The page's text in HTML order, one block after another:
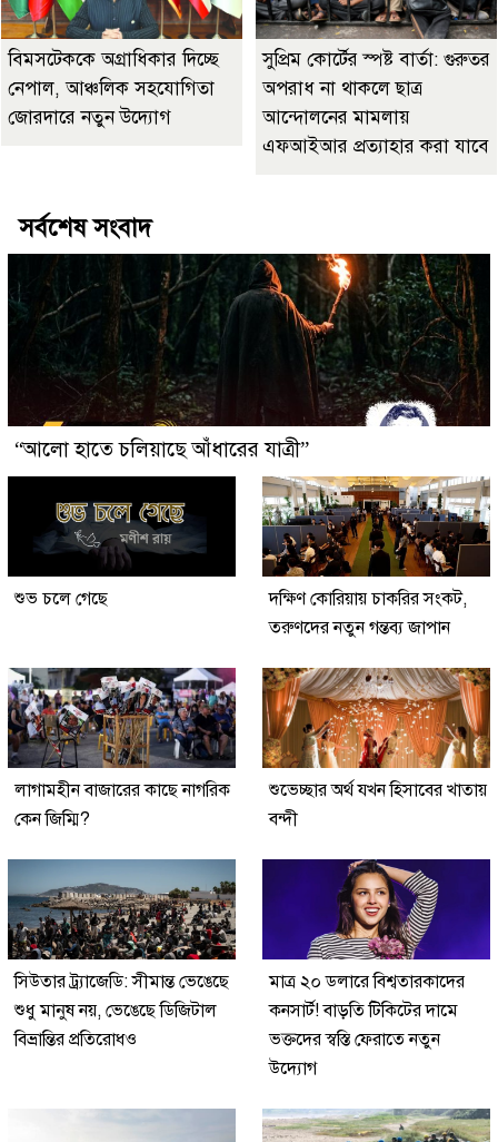
বিমসটেককে অগ্রাধিকার দিচ্ছে
নেপাল, আঞ্চলিক সহযোগিতা
জোরদারে নতুন উদ্যোগ
সুপ্রিম কোর্টের স্পষ্ট বার্তা: গুরুতর
অপরাধ না থাকলে ছাত্র
আন্দোলনের মামলায়
এফআইআর প্রত্যাহার করা যাবে
সর্বশেষ সংবাদ
“আলো হাতে চলিয়াছে আঁধারের যাত্রী”
শুভ চলে গেছে
দক্ষিণ কোরিয়ায় চাকরির সংকট,
তরুণদের নতুন গন্তব্য জাপান
লাগামহীন বাজারের কাছে নাগরিক
কেন জিম্মি?
শুভেচ্ছার অর্থ যখন হিসাবের খাতায়
বন্দী
সিউতার ট্র্যাজেডি: সীমান্ত ভেঙেছে
শুধু মানুষ নয়, ভেঙেছে ডিজিটাল
বিভ্রান্তির প্রতিরোধও
মাত্র ২০ ডলারে বিশ্বতারকাদের
কনসার্ট! বাড়তি টিকিটের দামে
ভক্তদের স্বস্তি ফেরাতে নতুন
উদ্যোগ